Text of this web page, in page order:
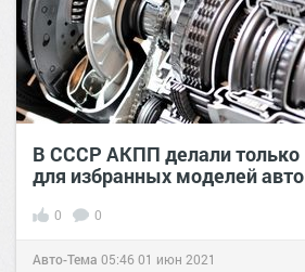
В СССР АКПП делали только
для избранных моделей авто
0 0
Авто-Тема 05:4601 июн 2021